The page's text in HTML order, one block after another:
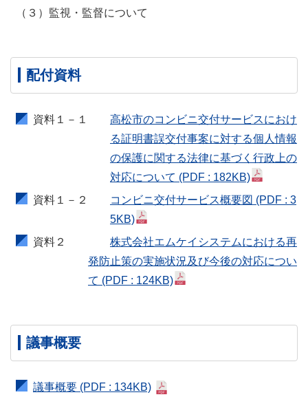
（３）監視・監督について
配付資料
資料１－１
高松市のコンビニ交付サービスにおけ
る証明書誤交付事案に対する個人情報
の保護に関する法律に基づく行政上の
対応について (PDF : 182KB)
資料１－２
コンビニ交付サービス概要図 (PDF : 3
5KB)
資料２
株式会社エムケイシステムにおける再
発防止策の実施状況及び今後の対応につい
て (PDF : 124KB)
議事概要
議事概要 (PDF : 134KB)